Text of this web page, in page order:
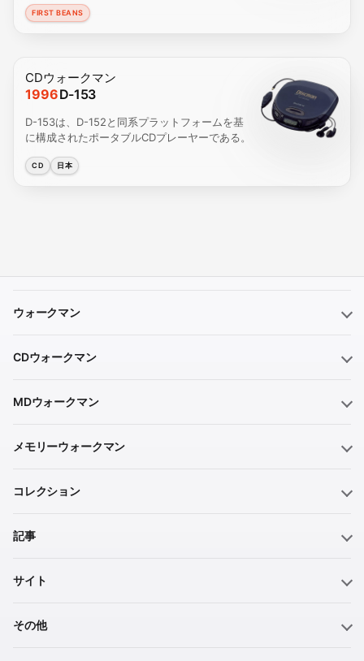
FIRST BEANS
CDウォークマン
1996D-153
D-153は、D-152と同系プラットフォームを基
に構成されたポータブルCDプレーヤーである。
CD 日本
ウォークマン
CDウォークマン
MDウォークマン
メモリーウォークマン
コレクション
記事
サイト
その他